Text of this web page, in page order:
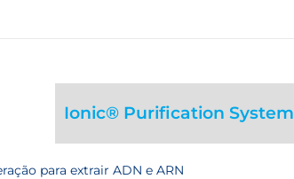
Ionic® Purification System
para extrair ADN e ARN